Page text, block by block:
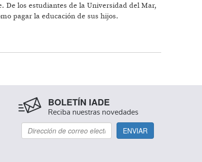
De los estudiantes de la Universidad del Mar,
pagar la educación de sus hijos.
BOLETÍN IADE
Reciba nuestras novedades
ENVIAR